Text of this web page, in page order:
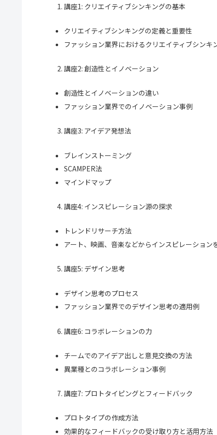
講座1: クリエイティブシンキングの基本
クリエイティブシンキングの定義と重要性
ファッション業界におけるクリエイティブシンキ
講座2: 創造性とイノベーション
創造性とイノベーションの違い
ファッション業界でのイノベーション事例
講座3: アイデア発想法
ブレインストーミング
SCAMPER法
マインドマップ
講座4: インスピレーション源の探求
トレンドリサーチ方法
アート、映画、音楽などからインスピレーション
講座5: デザイン思考
デザイン思考のプロセス
ファッション業界でのデザイン思考の適用例
講座6: コラボレーションの力
チームでのアイデア出しと意見交換の方法
異業種とのコラボレーション事例
講座7: プロトタイピングとフィードバック
プロトタイプの作成方法
効果的なフィードバックの受け取り方と活用方法